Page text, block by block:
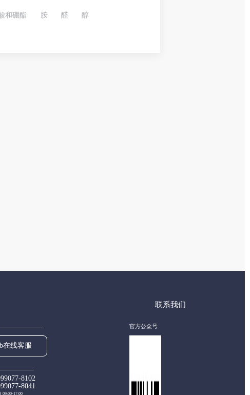
和硼酯 胺 醛 醇
联系我们
在线客服
8102
8041
09:00-17:00
官方公众号